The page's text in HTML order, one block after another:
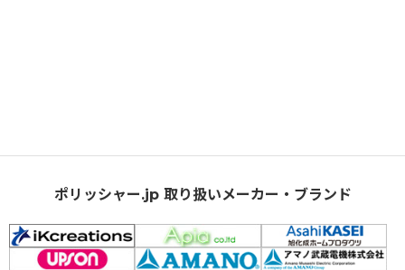
ポリッシャー.jp 取り扱いメーカー・ブランド